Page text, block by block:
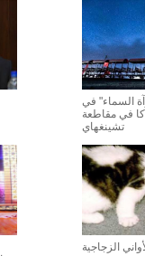
السماء" في
في مقاطعة
تشينغهاي
الزجاجية